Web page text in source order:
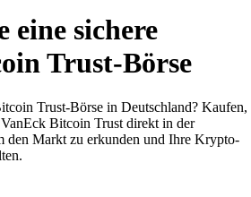
eine sichere
Trust-Börse
Trust-Börse in Deutschland? Kaufen,
Bitcoin Trust direkt in der
den Markt zu erkunden und Ihre Krypto-